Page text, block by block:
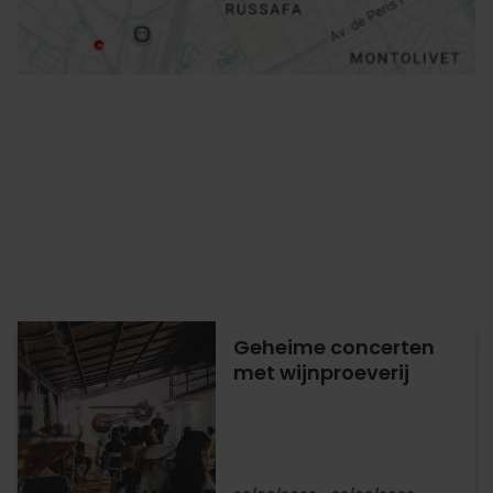
Geheime concerten
met wijnproeverij